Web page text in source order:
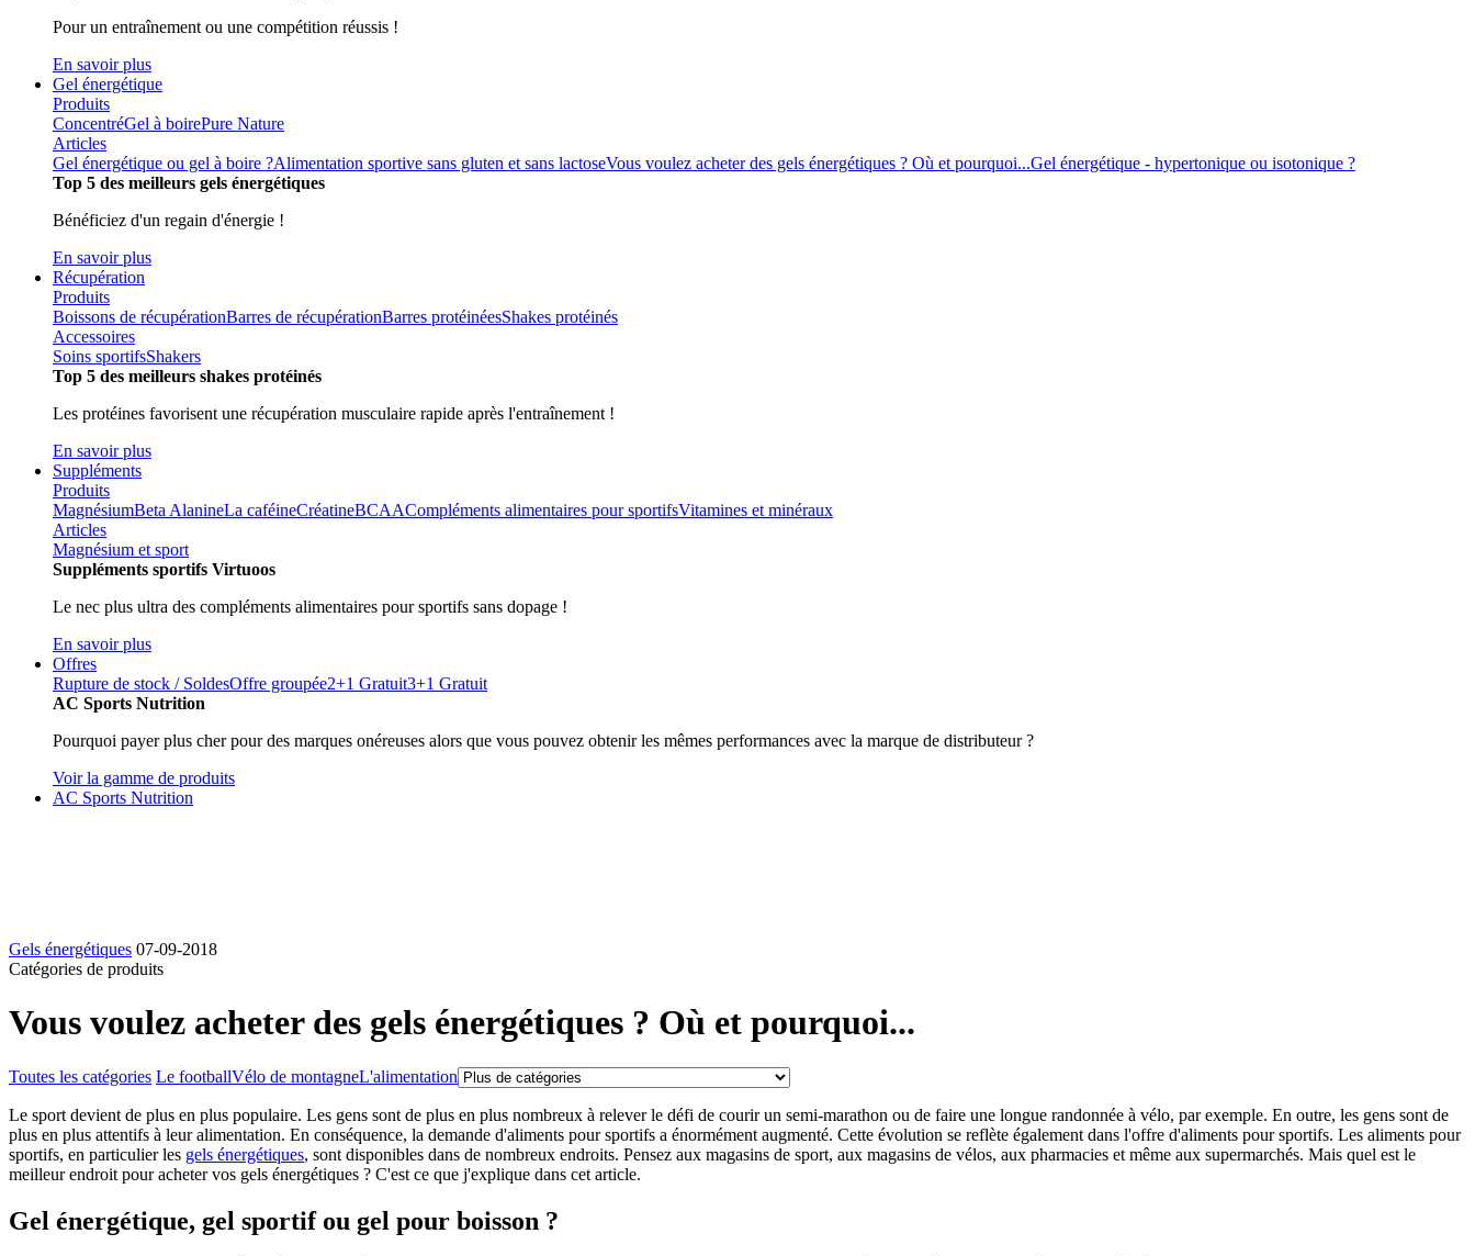
Pour un entraînement ou une compétition réussis !
En savoir plus
Gel énergétique
Produits
ConcentréGel à boirePure Nature
Articles
Gel énergétique ou gel à boire ?Alimentation sportive sans gluten et sans lactoseVous voulez acheter des gels énergétiques ? Où et pourquoi...Gel énergétique - hypertonique ou isotonique ?
Top 5 des meilleurs gels énergétiques
Bénéficiez d'un regain d'énergie !
En savoir plus
Récupération
Produits
Boissons de récupérationBarres de récupérationBarres protéinéesShakes protéinés
Accessoires
Soins sportifsShakers
Top 5 des meilleurs shakes protéinés
Les protéines favorisent une récupération musculaire rapide après l'entraînement !
En savoir plus
Suppléments
Produits
MagnésiumBeta AlanineLa caféineCréatineBCAACompléments alimentaires pour sportifsVitamines et minéraux
Articles
Magnésium et sport
Suppléments sportifs Virtuoos
Le nec plus ultra des compléments alimentaires pour sportifs sans dopage !
En savoir plus
Offres
Rupture de stock / SoldesOffre groupée2+1 Gratuit3+1 Gratuit
AC Sports Nutrition
Pourquoi payer plus cher pour des marques onéreuses alors que vous pouvez obtenir les mêmes performances avec la marque de distributeur ?
Voir la gamme de produits
AC Sports Nutrition
Gels énergétiques 07-09-2018
Catégories de produits
Vous voulez acheter des gels énergétiques ? Où et pourquoi...
Toutes les catégories Le footballVélo de montagneL'alimentation
Le sport devient de plus en plus populaire. Les gens sont de plus en plus nombreux à relever le défi de courir un semi-marathon ou de faire une longue randonnée à vélo, par exemple. En outre, les gens sont de
plus en plus attentifs à leur alimentation. En conséquence, la demande d'aliments pour sportifs a énormément augmenté. Cette évolution se reflète également dans l'offre d'aliments pour sportifs. Les aliments pour
sportifs, en particulier les gels énergétiques, sont disponibles dans de nombreux endroits. Pensez aux magasins de sport, aux magasins de vélos, aux pharmacies et même aux supermarchés. Mais quel est le
meilleur endroit pour acheter vos gels énergétiques ? C'est ce que j'explique dans cet article.
Gel énergétique, gel sportif ou gel pour boisson ?